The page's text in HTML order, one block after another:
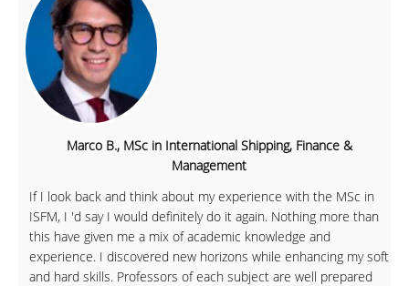
Marco B., MSc in International Shipping, Finance &
Management
If I look back and think about my experience with the MSc in
ISFM, I 'd say I would definitely do it again. Nothing more than
this have given me a mix of academic knowledge and
experience. I discovered new horizons while enhancing my soft
and hard skills. Professors of each subject are well prepared